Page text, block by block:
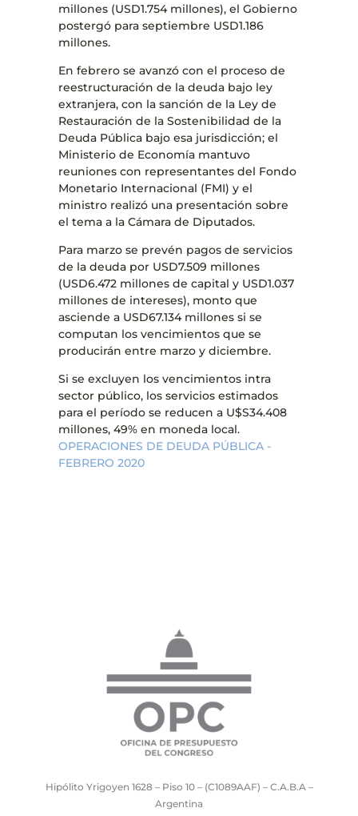
millones (USD1.754 millones), el Gobierno
postergó para septiembre USD1.186
millones.
En febrero se avanzó con el proceso de
reestructuración de la deuda bajo ley
extranjera, con la sanción de la Ley de
Restauración de la Sostenibilidad de la
Deuda Pública bajo esa jurisdicción; el
Ministerio de Economía mantuvo
reuniones con representantes del Fondo
Monetario Internacional (FMI) y el
ministro realizó una presentación sobre
el tema a la Cámara de Diputados.
Para marzo se prevén pagos de servicios
de la deuda por USD7.509 millones
(USD6.472 millones de capital y USD1.037
millones de intereses), monto que
asciende a USD67.134 millones si se
computan los vencimientos que se
producirán entre marzo y diciembre.
Si se excluyen los vencimientos intra
sector público, los servicios estimados
para el período se reducen a U$S34.408
millones, 49% en moneda local.
OPERACIONES DE DEUDA PÚBLICA -
FEBRERO 2020
Hipólito Yrigoyen 1628 – Piso 10 – (C1089AAF) – C.A.B.A –
Argentina